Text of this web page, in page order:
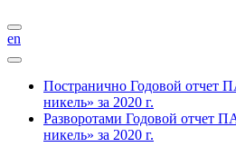
en
Постранично Годовой отчет
никель» за 2020 г.
Разворотами Годовой отчет
никель» за 2020 г.